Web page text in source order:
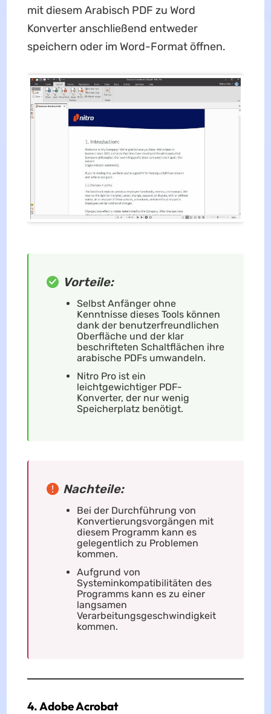
mit diesem Arabisch PDF zu Word
Konverter anschließend entweder
speichern oder im Word-Format öffnen.
Vorteile:
Selbst Anfänger ohne
Kenntnisse dieses Tools können
dank der benutzerfreundlichen
Oberfläche und der klar
beschrifteten Schaltflächen ihre
arabische PDFs umwandeln.
Nitro Pro ist ein
leichtgewichtiger PDF-
Konverter, der nur wenig
Speicherplatz benötigt.
Nachteile:
Bei der Durchführung von
Konvertierungsvorgängen mit
diesem Programm kann es
gelegentlich zu Problemen
kommen.
Aufgrund von
Systeminkompatibilitäten des
Programms kann es zu einer
langsamen
Verarbeitungsgeschwindigkeit
kommen.
4. Adobe Acrobat